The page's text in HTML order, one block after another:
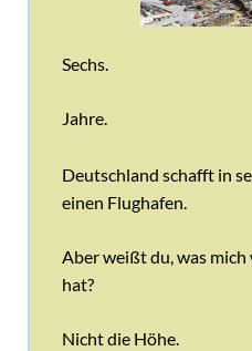
Sechs.
Jahre.
Deutschland schafft in
einen Flughafen.
Aber weißt du, was
hat?
Nicht die Höhe.